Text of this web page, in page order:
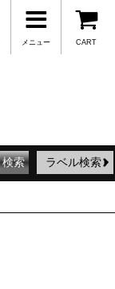
CART
メニュー
ラベル検索